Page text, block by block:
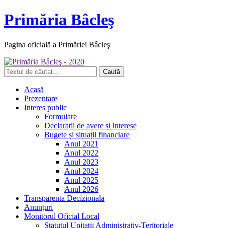
Primăria Bâcleş
Pagina oficială a Primăriei Bâcleş
Acasă
Prezentare
Interes public
Formulare
Declarații de avere și interese
Bugete și situații financiare
Anul 2021
Anul 2022
Anul 2023
Anul 2024
Anul 2025
Anul 2026
Transparenta Decizionala
Anunţuri
Monitorul Oficial Local
Statutul Unitatii Administrativ-Teritoriale